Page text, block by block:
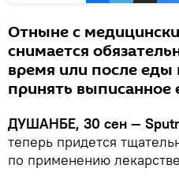
Отныне с
снимается
время или после
принять выписанное
ДУШАНБЕ, 30 сен —
теперь придется
по применению